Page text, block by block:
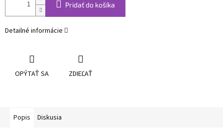
Pridať do košíka
Detailné informácie
OPÝTAŤ SA ZDIEĽAŤ
Popis Diskusia